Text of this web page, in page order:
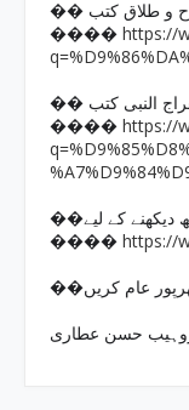
و طلاق کتب
���� https://
النبی کتب
���� https://
دیکھنے کے لیے
���� https://
عام کریں
حسن عطاری